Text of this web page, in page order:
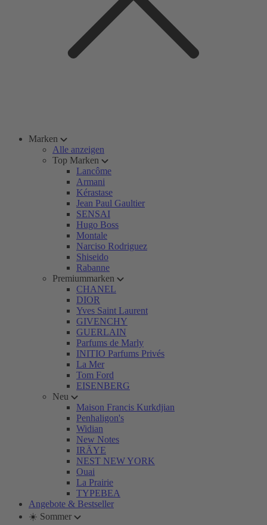
Marken
Alle anzeigen
Top Marken
Lancôme
Armani
Kérastase
Jean Paul Gaultier
SENSAI
Hugo Boss
Montale
Narciso Rodriguez
Shiseido
Rabanne
Premiummarken
CHANEL
DIOR
Yves Saint Laurent
GIVENCHY
GUERLAIN
Parfums de Marly
INITIO Parfums Privés
La Mer
Tom Ford
EISENBERG
Neu
Maison Francis Kurkdjian
Penhaligon's
Widian
New Notes
IRÄYE
NEST NEW YORK
Ouai
La Prairie
TYPEBEA
Angebote & Bestseller
☀️ Sommer